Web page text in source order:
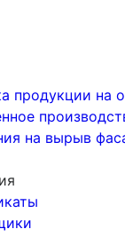
продукции на
на вырыв